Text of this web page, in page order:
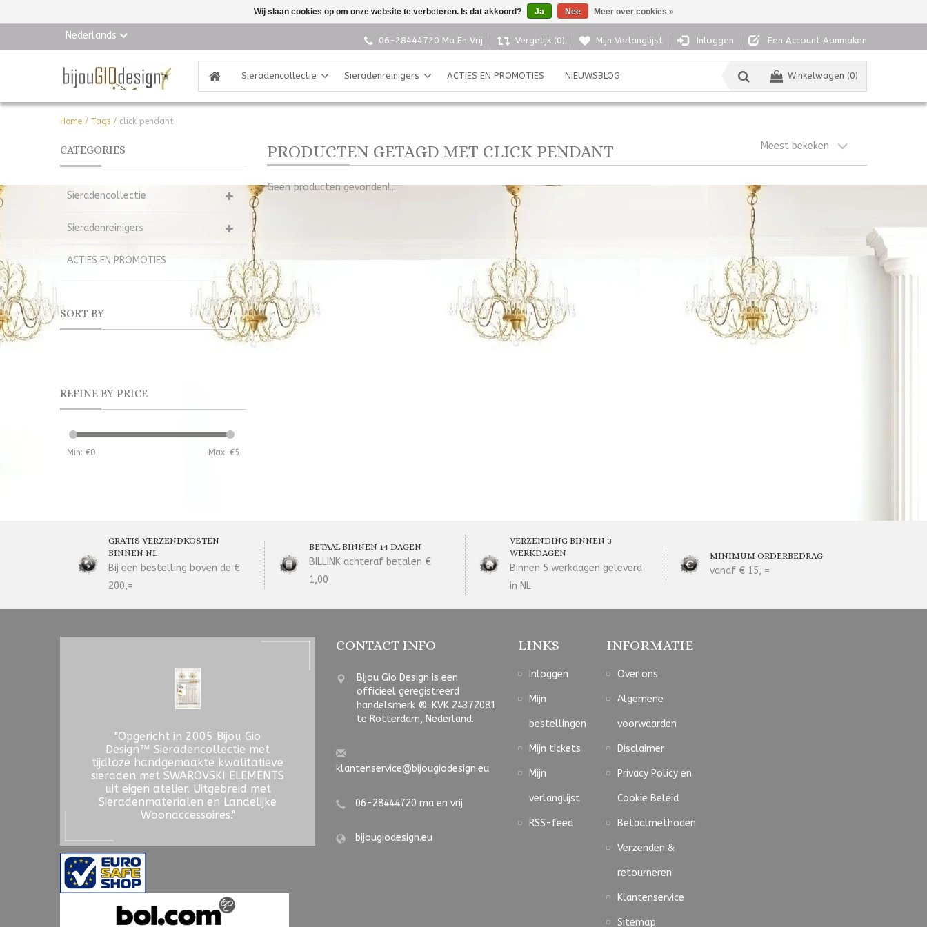
Nederlands 06-28444720 Ma En Vrij Vergelijk (0) Mijn Verlanglijst Inloggen Een Account Aanmaken
Winkelwagen (0)
Sieradencollectie Sieradenreinigers ACTIES EN PROMOTIES NIEUWSBLOG
Home / Tags / click pendant
CATEGORIES
Sieradencollectie
Sieradenreinigers
ACTIES EN PROMOTIES
SORT BY
REFINE BY PRICE
Min: €0 Max: €5
PRODUCTEN GETAGD MET CLICK PENDANT Meest bekeken
Geen producten gevonden!...
GRATIS VERZENDKOSTEN
BINNEN NL
Bij een bestelling boven de €
200,=
BETAAL BINNEN 14 DAGEN
BILLINK achteraf betalen €
1,00
VERZENDING BINNEN 3
WERKDAGEN
Binnen 5 werkdagen geleverd
in NL
MINIMUM ORDERBEDRAG
vanaf € 15, =
"Opgericht in 2005 Bijou Gio
Design™ Sieradencollectie met
tijdloze handgemaakte kwalitatieve
sieraden met SWAROVSKI ELEMENTS
uit eigen atelier. Uitgebreid met
Sieradenmaterialen en Landelijke
Woonaccessoires."
CONTACT INFO
Bijou Gio Design is een
officieel geregistreerd
handelsmerk ®. KVK 24372081
te Rotterdam, Nederland.
klantenservice@bijougiodesign.eu
06-28444720 ma en vrij
bijougiodesign.eu
LINKS
Inloggen
Mijn
bestellingen
Mijn tickets
Mijn
verlanglijst
RSS-feed
INFORMATIE
Over ons
Algemene
voorwaarden
Disclaimer
Privacy Policy en
Cookie Beleid
Betaalmethoden
Verzenden &
retourneren
Klantenservice
Sitemap
Wij slaan cookies op om onze website te verbeteren. Is dat akkoord? Ja Nee Meer over cookies »